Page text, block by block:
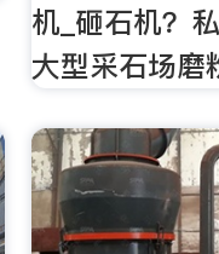
机_砸石机？
大型采石场磨